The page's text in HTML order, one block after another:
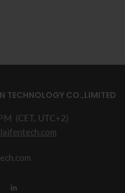
TECHNOLOGY CO.,LIMITED
(CET, UTC+2)